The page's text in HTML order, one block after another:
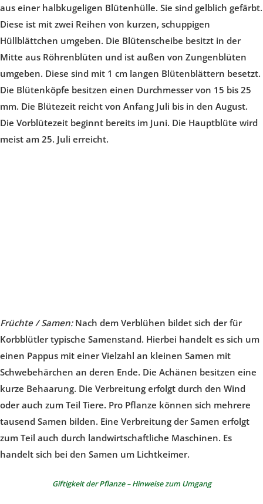
aus einer halbkugeligen Blütenhülle. Sie sind gelblich gefärbt.
Diese ist mit zwei Reihen von kurzen, schuppigen
Hüllblättchen umgeben. Die Blütenscheibe besitzt in der
Mitte aus Röhrenblüten und ist außen von Zungenblüten
umgeben. Diese sind mit 1 cm langen Blütenblättern besetzt.
Die Blütenköpfe besitzen einen Durchmesser von 15 bis 25
mm. Die Blütezeit reicht von Anfang Juli bis in den August.
Die Vorblütezeit beginnt bereits im Juni. Die Hauptblüte wird
meist am 25. Juli erreicht.
Früchte / Samen: Nach dem Verblühen bildet sich der für
Korbblütler typische Samenstand. Hierbei handelt es sich um
einen Pappus mit einer Vielzahl an kleinen Samen mit
Schwebehärchen an deren Ende. Die Achänen besitzen eine
kurze Behaarung. Die Verbreitung erfolgt durch den Wind
oder auch zum Teil Tiere. Pro Pflanze können sich mehrere
tausend Samen bilden. Eine Verbreitung der Samen erfolgt
zum Teil auch durch landwirtschaftliche Maschinen. Es
handelt sich bei den Samen um Lichtkeimer.
Giftigkeit der Pflanze – Hinweise zum Umgang